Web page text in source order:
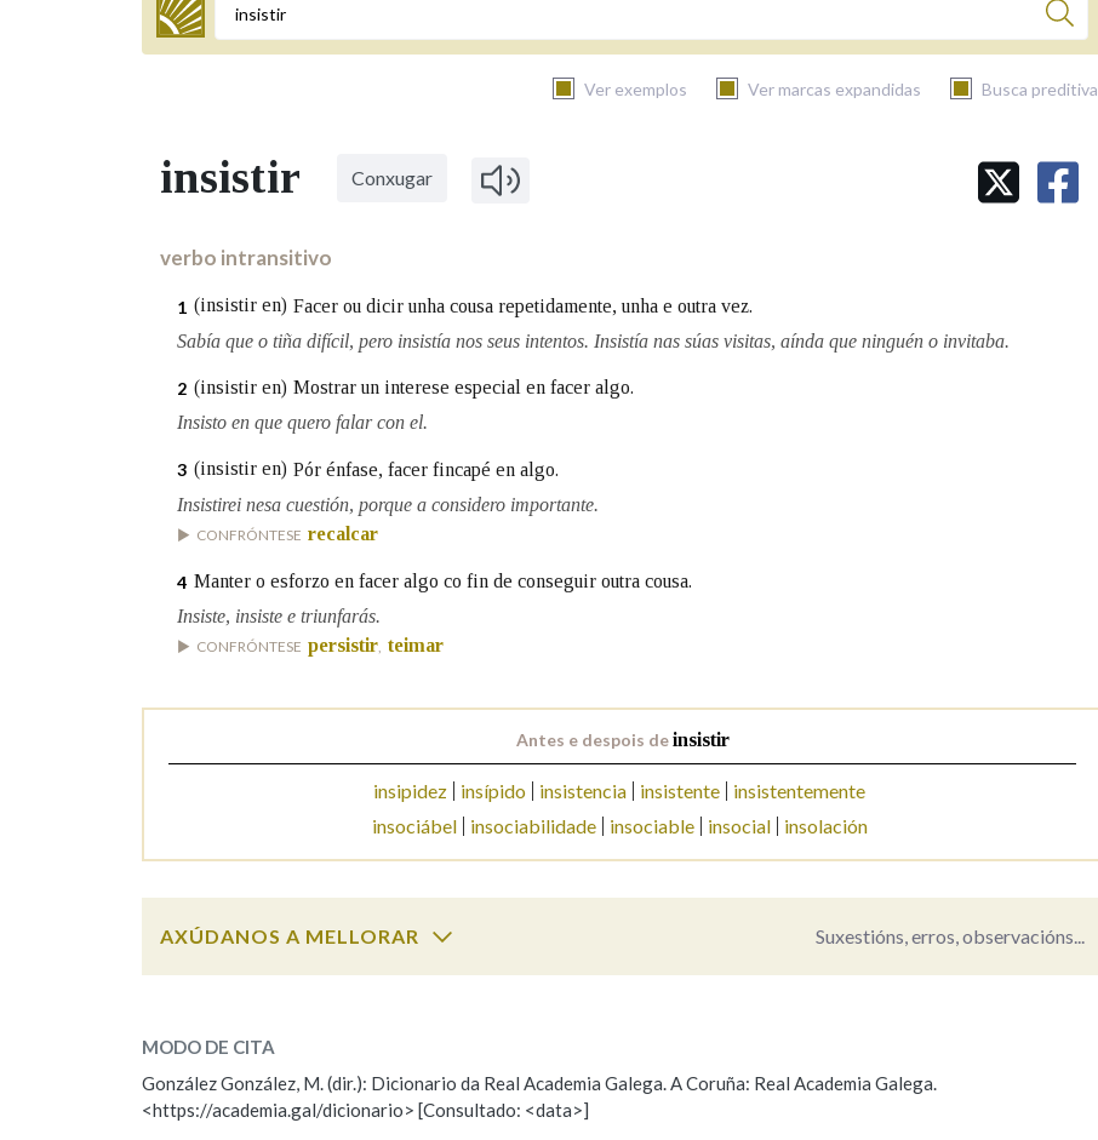
Termo a buscar
Ver exemplos Ver marcas expandidas Busca preditiva
BUSCAR NOS LEMAS
Remata por
Contén
Nos exemplos
OUTRAS OPCIÓNS DE BUSCA
Marcas gramaticais Pertence a
AXUDA NA BUSCA LIMPAR BUSCA
insistir Conxugar
verbo intransitivo
1 (insistir en) Facer ou dicir unha cousa repetidamente, unha e outra vez.
Sabía que o tiña difícil, pero insistía nos seus intentos. Insistía nas súas visitas, aínda que ninguén o invitaba.
2 (insistir en) Mostrar un interese especial en facer algo.
Insisto en que quero falar con el.
3 (insistir en) Pór énfase, facer fincapé en algo.
Insistirei nesa cuestión, porque a considero importante.
CONFRÓNTESE recalcar
4 Manter o esforzo en facer algo co fin de conseguir outra cousa.
Insiste, insiste e triunfarás.
CONFRÓNTESE persistir, teimar
Antes e despois deinsistir
insipidez insípido insistencia insistente
insistentemente
insociábel
insociabilidade insociable insocial insolación
AXÚDANOS A MELLORAR Suxestións, erros, observacións...
ESCOLLE UNHA OPCIÓN:
Observación Hai un erro na palabra Propoño mellorar a definición
MODO DE CITA
González González, M. (dir.): Dicionario da Real Academia Galega. A Coruña: Real Academia Galega.
<https://academia.gal/dicionario> [Consultado: <data>]